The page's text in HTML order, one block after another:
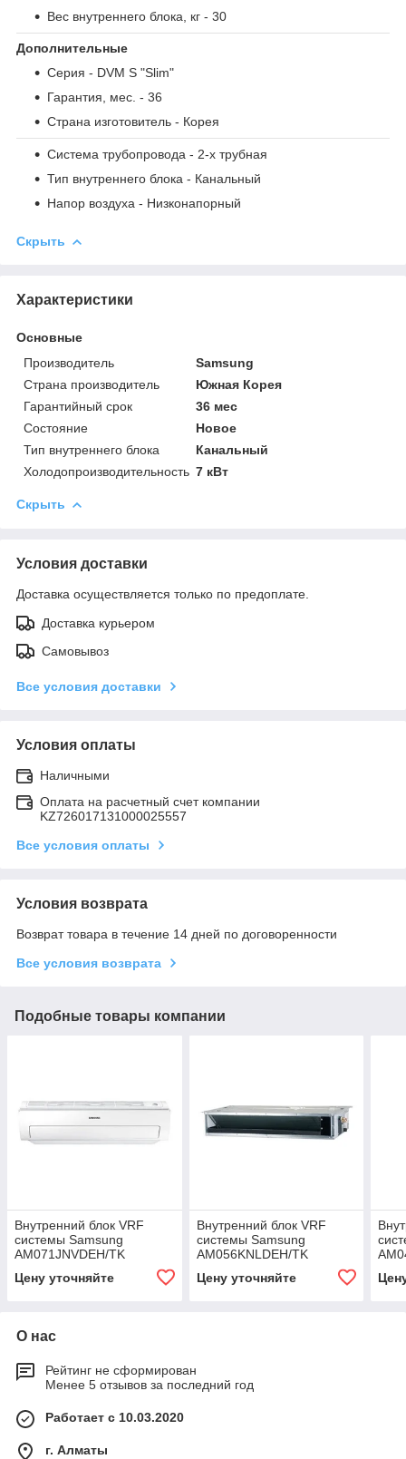
Вес внутреннего блока, кг - 30
Дополнительные
Серия - DVM S "Slim"
Гарантия, мес. - 36
Страна изготовитель - Корея
Система трубопровода - 2-х трубная
Тип внутреннего блока - Канальный
Напор воздуха - Низконапорный
Скрыть
Характеристики
Основные
Производитель
Samsung
Страна производитель
Южная Корея
Гарантийный срок
36 мес
Состояние
Новое
Тип внутреннего блока
Канальный
Холодопроизводительность 7 кВт
Скрыть
Условия доставки
Доставка осуществляется только по предоплате.
Доставка курьером
Самовывоз
Все условия доставки
Условия оплаты
Наличными
Оплата на расчетный счет компании
KZ726017131000025557
Все условия оплаты
Условия возврата
Возврат товара в течение 14 дней по договоренности
Все условия возврата
Подобные товары компании
Внутренний блок VRF
системы Samsung
AM071JNVDEH/TK
Цену уточняйте
Внутренний блок VRF
системы Samsung
AM056KNLDEH/TK
Цену уточняйте
О нас
Рейтинг не сформирован
Менее 5 отзывов за последний год
Работает с 10.03.2020
г. Алматы